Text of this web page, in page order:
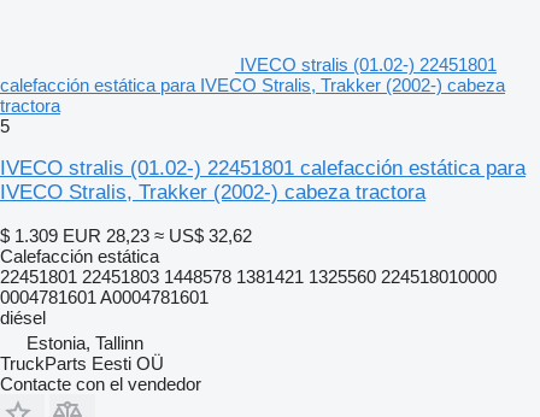
IVECO stralis (01.02-) 22451801
calefacción estática para IVECO Stralis, Trakker (2002-) cabeza
tractora
5
IVECO stralis (01.02-) 22451801 calefacción estática para
IVECO Stralis, Trakker (2002-) cabeza tractora
$ 1.309 EUR 28,23 ≈ US$ 32,62
Calefacción estática
22451801 22451803 1448578 1381421 1325560 224518010000
0004781601 A0004781601
diésel
Estonia, Tallinn
TruckParts Eesti OÜ
Contacte con el vendedor